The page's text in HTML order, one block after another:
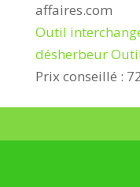
affaires.com
Outil
désherbeur
Prix conseillé :